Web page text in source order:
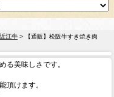
江牛 > 【通販】松阪牛すき焼き肉
る美味しさです。
頂けます。